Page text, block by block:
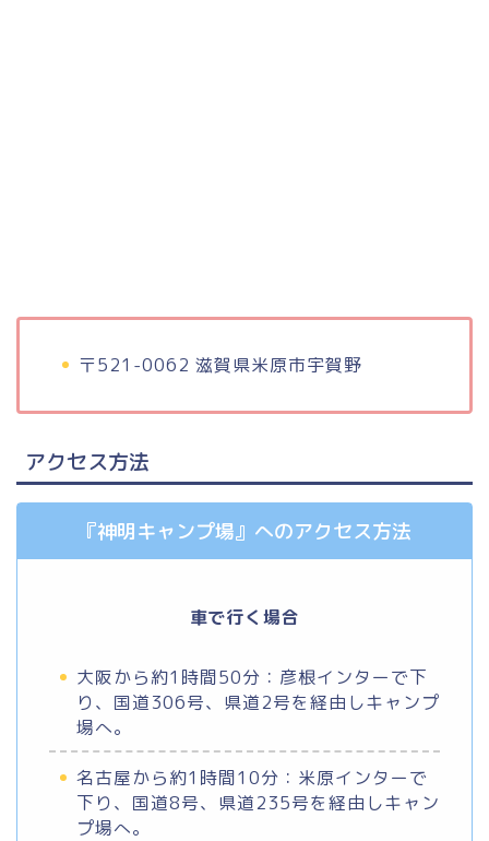
〒521-0062 滋賀県米原市宇賀野
アクセス方法
『神明キャンプ場』へのアクセス方法
車で行く場合
大阪から約1時間50分：彦根インターで下
り、国道306号、県道2号を経由しキャンプ
場へ。
名古屋から約1時間10分：米原インターで
下り、国道8号、県道235号を経由しキャン
プ場へ。